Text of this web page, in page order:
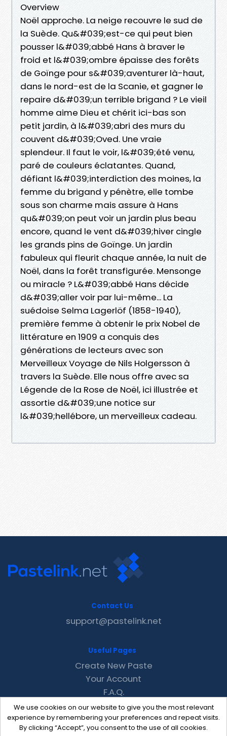
Overview
Noël approche. La neige recouvre le sud de
la Suède. Qu&#039;est-ce qui peut bien
pousser l&#039;abbé Hans à braver le
froid et l&#039;ombre épaisse des forêts
de Goïnge pour s&#039;aventurer là-haut,
dans le nord-est de la Scanie, et gagner le
repaire d&#039;un terrible brigand ? Le vieil
homme aime Dieu et chérit ici-bas son
petit jardin, à l&#039;abri des murs du
couvent d&#039;Oved. Une vraie
splendeur. Il faut le voir, l&#039;été venu,
paré de couleurs éclatantes. Quand,
défiant l&#039;interdiction des moines, la
femme du brigand y pénètre, elle tombe
sous son charme mais assure à Hans
qu&#039;on peut voir un jardin plus beau
encore, quand le vent d&#039;hiver cingle
les grands pins de Goïnge. Un jardin
fabuleux qui fleurit chaque année, la nuit de
Noël, dans la forêt transfigurée. Mensonge
ou miracle ? L&#039;abbé Hans décide
d&#039;aller voir par lui-même... La
suédoise Selma Lagerlöf (1858-1940),
première femme à obtenir le prix Nobel de
littérature en 1909 a conquis des
générations de lecteurs avec son
Merveilleux Voyage de Nils Holgersson à
travers la Suède. Elle nous offre avec sa
Légende de la Rose de Noël, ici illustrée et
assortie d&#039;une notice sur
l&#039;hellébore, un merveilleux cadeau.
We use cookies on our website to give you the most relevant
experience by remembering your preferences and repeat visits.
By clicking “Accept”, you consent to the use of all cookies.
Contact Us
support@pastelink.net
Useful Pages
Create New Paste
Your Account
F.A.Q.
Recent
Contact